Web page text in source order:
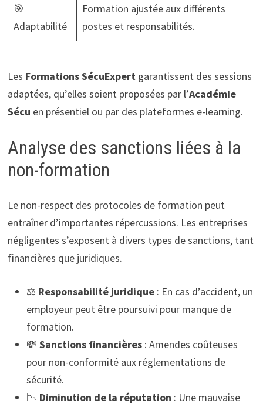
🎯
Adaptabilité
Formation ajustée aux différents
postes et responsabilités.
Les Formations SécuExpertgarantissent des sessions
adaptées, qu’elles soient proposées par l’Académie
Sécu en présentiel ou par des plateformes e-learning.
Analyse des sanctions liées à la
non-formation
Le non-respect des protocoles de formation peut
entraîner d’importantes répercussions. Les entreprises
négligentes s’exposent à divers types de sanctions, tant
financières que juridiques.
⚖️ Responsabilité juridique: En cas d’accident, un
employeur peut être poursuivi pour manque de
formation.
💸 Sanctions financières: Amendes coûteuses
pour non-conformité aux réglementations de
sécurité.
📉 Diminution de la réputation : Une mauvaise